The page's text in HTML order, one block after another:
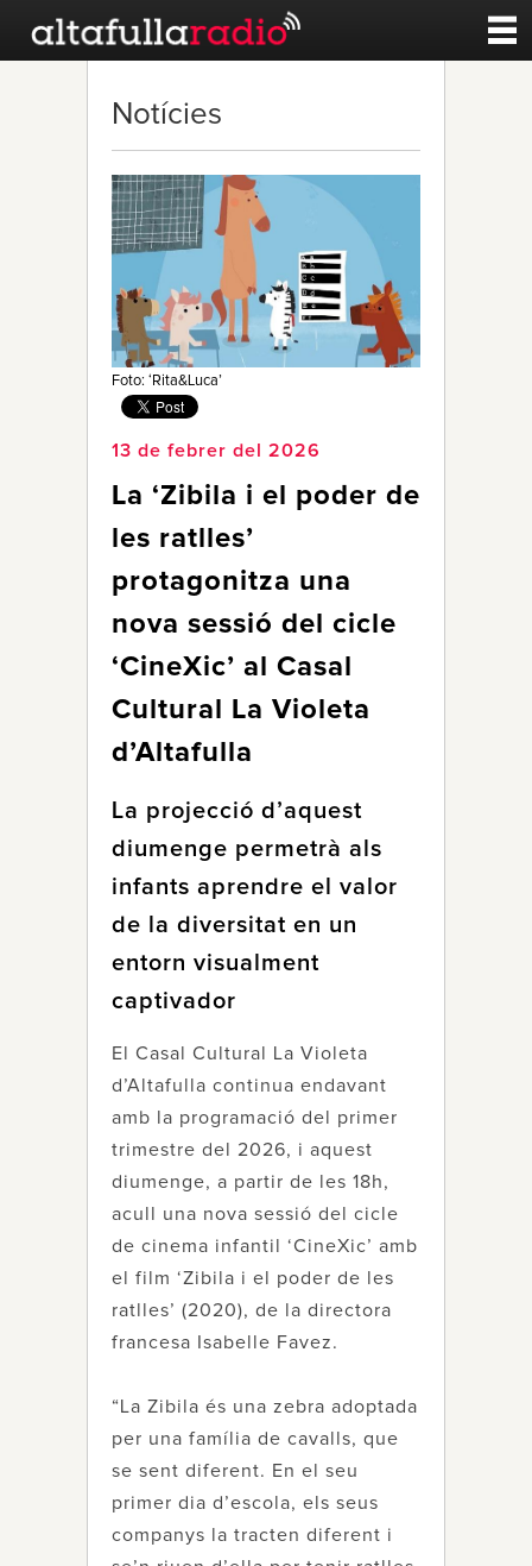
Esports
Noticies
Qui Som
Notícies
Foto: ‘Rita&Luca’
13 de febrer del 2026
La ‘Zibila i el poder de
les ratlles’
protagonitza una
nova sessió del cicle
‘CineXic’ al Casal
Cultural La Violeta
d’Altafulla
La projecció d’aquest
diumenge permetrà als
infants aprendre el valor
de la diversitat en un
entorn visualment
captivador
El Casal Cultural La Violeta
d’Altafulla continua endavant
amb la programació del primer
trimestre del 2026, i aquest
diumenge, a partir de les 18h,
acull una nova sessió del cicle
de cinema infantil ‘CineXic’ amb
el film ‘Zibila i el poder de les
ratlles’ (2020), de la directora
francesa Isabelle Favez.
“La Zibila és una zebra adoptada
per una família de cavalls, que
se sent diferent. En el seu
primer dia d’escola, els seus
companys la tracten diferent i